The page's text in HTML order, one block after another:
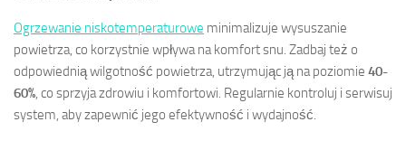
Ogrzewanie niskotemperaturowe minimalizuje wysuszanie
powietrza, co korzystnie wpływa na komfort snu. Zadbaj też o
odpowiednią wilgotność powietrza, utrzymując ją na poziomie 40-
60%, co sprzyja zdrowiu i komfortowi. Regularnie kontroluj i serwisuj
system, aby zapewnić jego efektywność i wydajność.